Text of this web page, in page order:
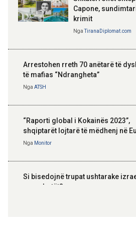
Capone,
krimit
NgaTiranaDiplomat.com
Arrestohen rreth 70 anëtarë të
të mafias “Ndrangheta”
Nga ATSH
“Raporti global i Kokainës 2023”,
shqiptarët lojtarë të mëdhenj në
Nga Monitor
Si bisedojnë trupat ushtarake
me robotët?